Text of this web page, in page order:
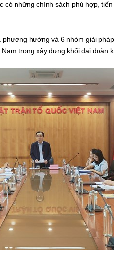
những chính sách phù hợp,
hướng và 6 nhóm giải
trong xây dựng khối đại đoàn